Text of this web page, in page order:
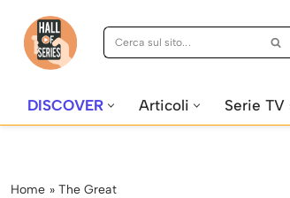
Vai
DISCOVER Articoli Serie TV
Home » The Great